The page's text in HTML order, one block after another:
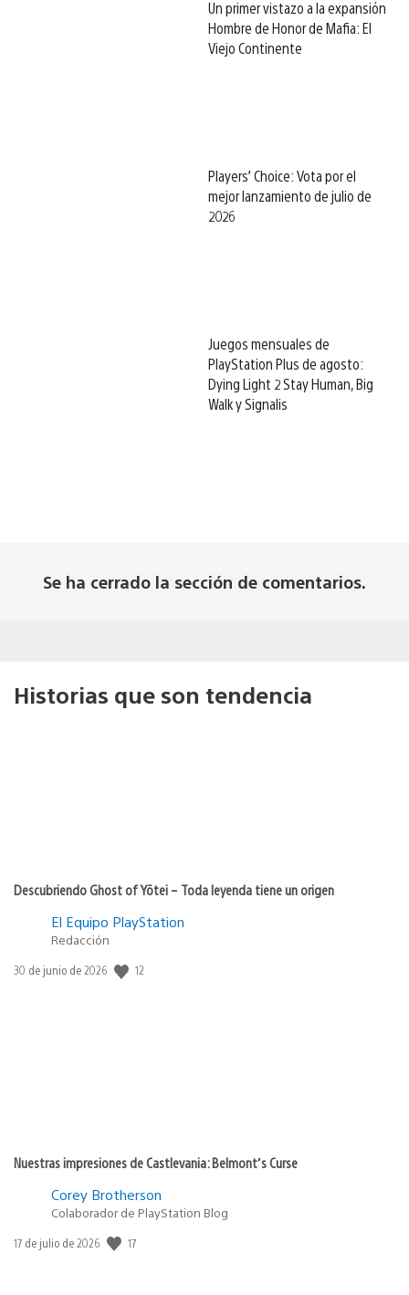
Un primer vistazo a la expansión
Hombre de Honor de Mafia: El
Viejo Continente
Players’ Choice: Vota por el
mejor lanzamiento de julio de
2026
Juegos mensuales de
PlayStation Plus de agosto:
Dying Light 2 Stay Human, Big
Walk y Signalis
Se ha cerrado la sección de comentarios.
Historias que son tendencia
Descubriendo Ghost of Yōtei – Toda leyenda tiene un origen
El Equipo PlayStation
Redacción
Fecha
30 de junio de 2026 12
Nuestras impresiones de Castlevania: Belmont’s Curse
Corey Brotherson
Colaborador de PlayStation Blog
Fecha
17 de julio de 2026 17